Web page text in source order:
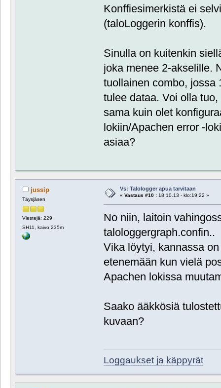
Konffiesimerkistä ei
(taloLoggerin konffis).
Sinulla on kuitenkin
joka menee 2-akselille.
tuollainen combo, jossa
tulee dataa. Voi olla
sama kuin olet
lokiin/Apachen error -
asiaa?
jussip
Täysjäsen
Viestejä: 229
SH11, kaivo 235m
Vs: Talologger apua tarvitaan
« Vastaus #10 :18.10.13 - klo:19:22 »
No niin, laitoin
talologgergraph.confin..
Vika löytyi, kannassa
etenemään kun vielä
Apachen lokissa
Saako ääkkösiä
kuvaan?
Loggaukset ja käppyrät